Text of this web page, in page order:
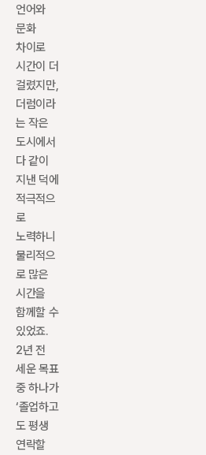
언어와
문화
차이로
시간이 더
걸렸지만,
더럼이라
는 작은
도시에서
다 같이
지낸 덕에
적극적으
로
노력하니
물리적으
로 많은
시간을
함께할 수
있었죠.
2년 전
세운 목표
중 하나가
‘졸업하고
도 평생
연락할